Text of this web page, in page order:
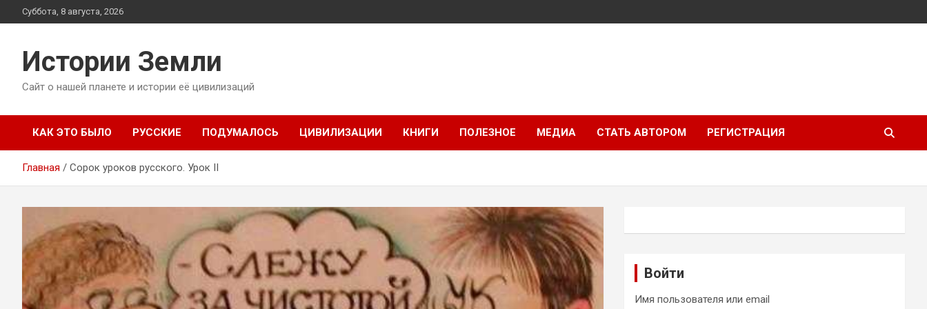
Перейти
к
Суббота, 8 августа, 2026
Истории Земли
Сайт о нашей планете и истории её цивилизаций
КАК ЭТО БЫЛО РУССКИЕ ПОДУМАЛОСЬ ЦИВИЛИЗАЦИИ КНИГИ ПОЛЕЗНОЕ МЕДИА СТАТЬ АВТОРОМ РЕГИСТРАЦИЯ
Главная Сорок уроков русcкого. Урок II
Войти
Имя пользователя или email